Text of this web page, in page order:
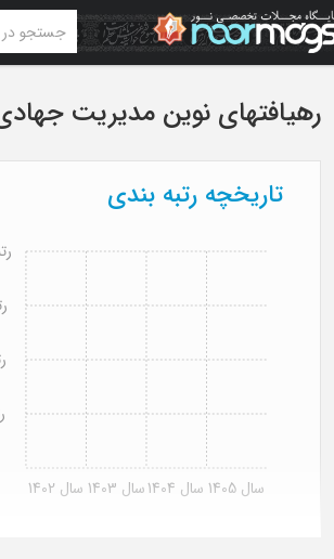
رهیافتهای نوین مدیریت
تاریخچه رتبه بندی
سال 1402 سال 1403 سال 1404 سال 1405